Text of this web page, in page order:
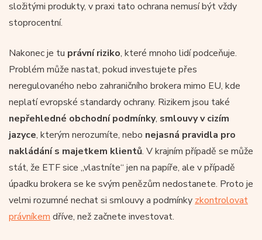
složitými produkty, v praxi tato ochrana nemusí být vždy
stoprocentní.
Nakonec je tu právní riziko, které mnoho lidí podceňuje.
Problém může nastat, pokud investujete přes
neregulovaného nebo zahraničního brokera mimo EU, kde
neplatí evropské standardy ochrany. Rizikem jsou také
nepřehledné obchodní podmínky, smlouvy v cizím
jazyce, kterým nerozumíte, nebo nejasná pravidla pro
nakládání s majetkem klientů. V krajním případě se může
stát, že ETF sice „vlastníte“ jen na papíře, ale v případě
úpadku brokera se ke svým penězům nedostanete. Proto je
velmi rozumné nechat si smlouvy a podmínky zkontrolovat
právníkem dříve, než začnete investovat.